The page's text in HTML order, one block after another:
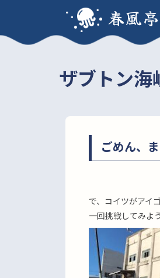
春風
ザブトン海
ごめん、
で、コイツがアイ
一回挑戦してみよ